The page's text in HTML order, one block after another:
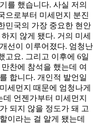
를 했습니다. 사실 저의
으로부터 미세먼지 분진
민국의 가장 중요한 현안
지 않게 됐다. 거의 미세
선이 이루어졌다. 엄청난
고요. 그리고 이후에 6일
찬에 참석을 했는데 여
합니다. 개인적 발언일
세먼지 때문에 엄청나게
언젠가부터 미세먼지
되지 않을 정도가 돼 고
이라는 걸 알게 됐는데